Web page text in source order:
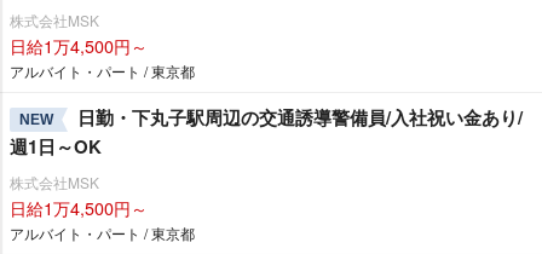
株式会社MSK
日給1万4,500円～
アルバイト・パート / 東京都
NEW
日勤・下丸子駅周辺の交通誘導警備員/入社祝い金あり/
週1日～OK
株式会社MSK
日給1万4,500円～
アルバイト・パート / 東京都